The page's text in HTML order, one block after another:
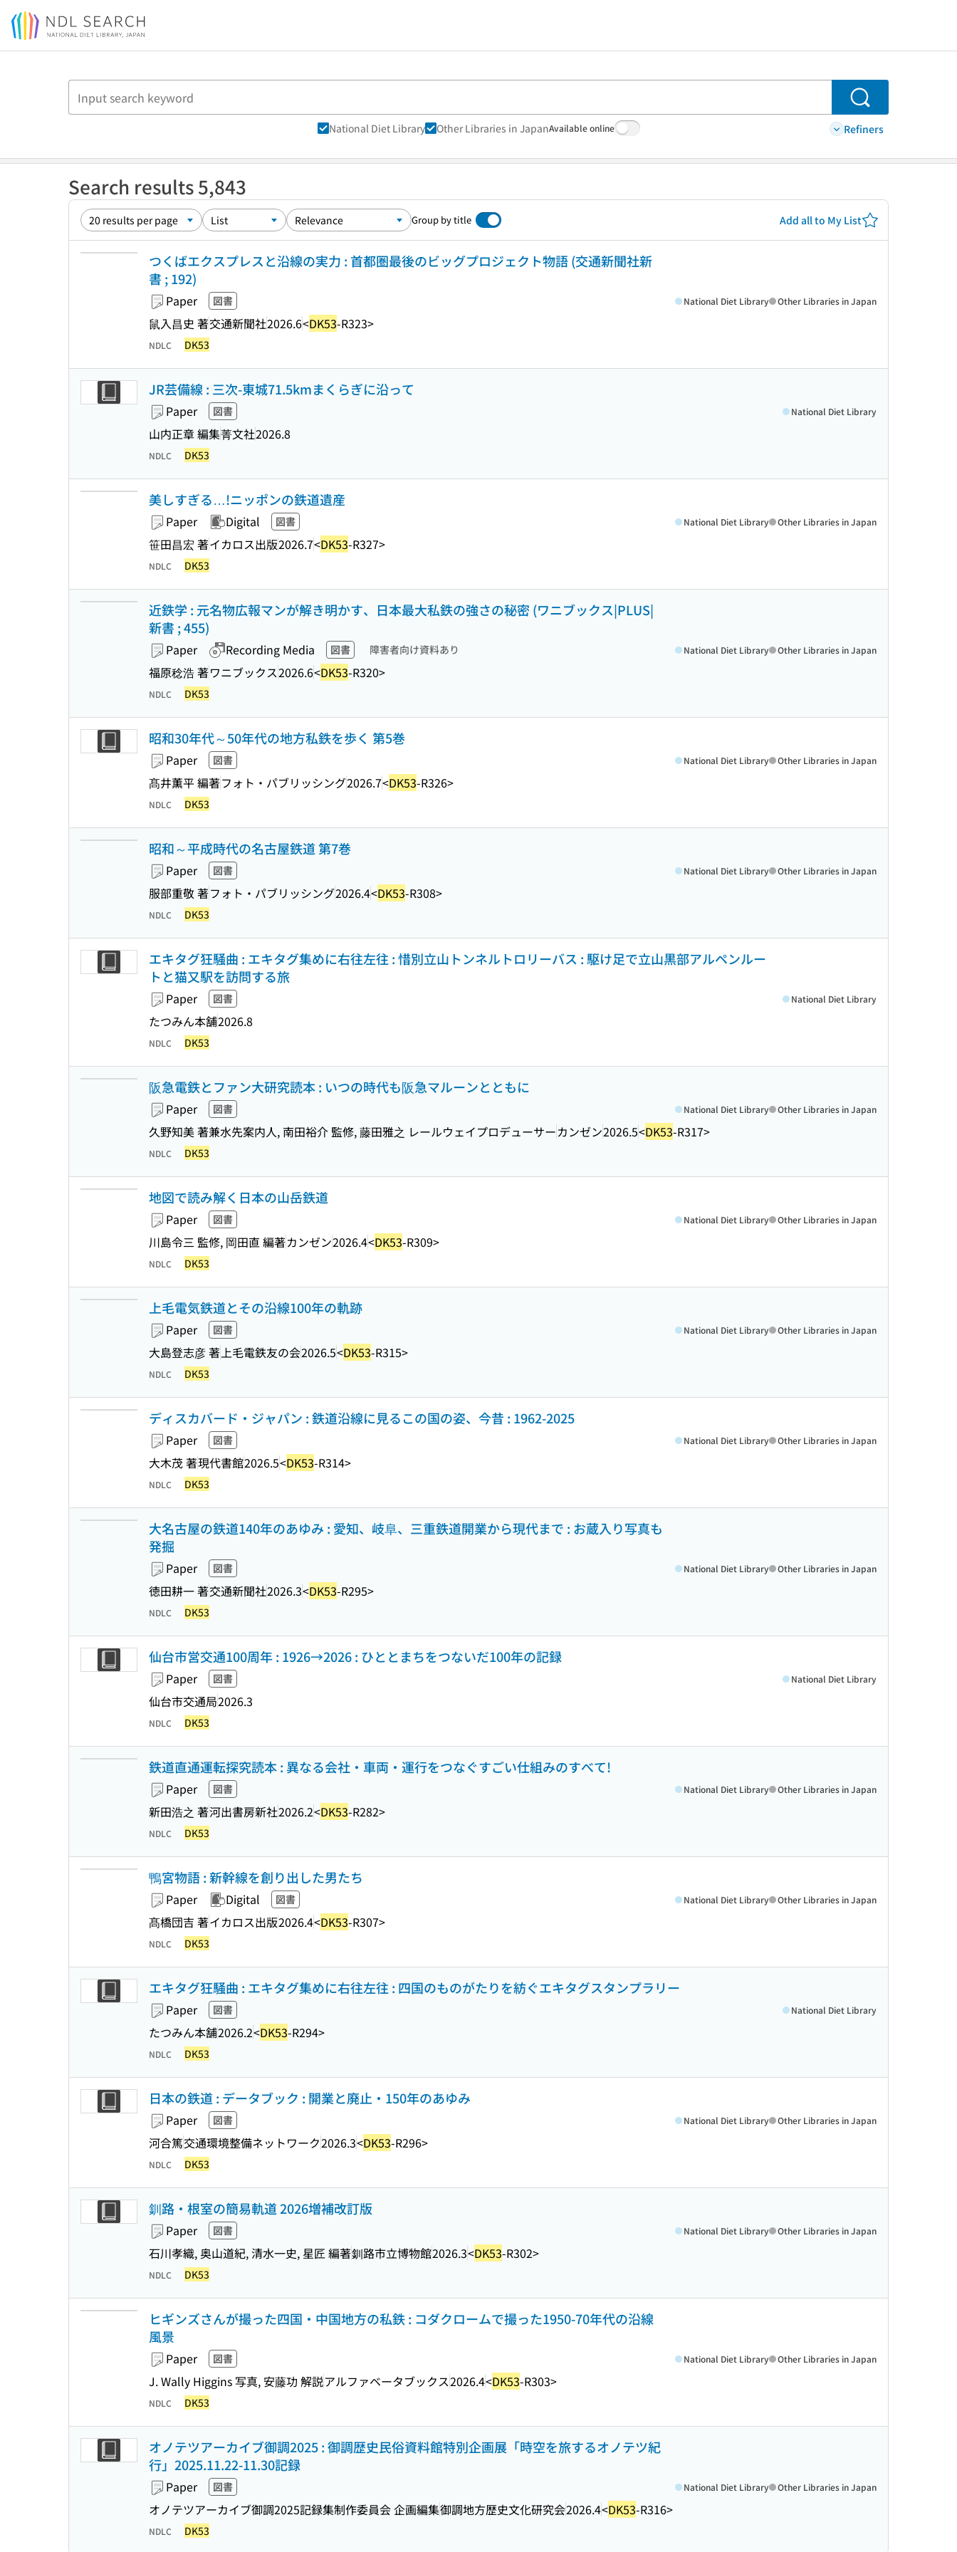
Jump to main content
Search
National Diet Library Other Libraries in JapanAvailable online Refiners
Search results 5,843
Group by title Add all to My List
つくばエクスプレスと沿線の実力 : 首都圏最後のビッグプロジェクト物語 (交通新聞社新
書 ; 192)
Paper 図書
鼠入昌史 著交通新聞社2026.6<DK53-R323>
National Diet Library Other Libraries in Japan
NDLC DK53
JR芸備線 : 三次-東城71.5kmまくらぎに沿って
Paper 図書
山内正章 編集菁文社2026.8
National Diet Library
NDLC DK53
美しすぎる…!ニッポンの鉄道遺産
Paper Digital 図書
笹田昌宏 著イカロス出版2026.7<DK53-R327>
National Diet Library Other Libraries in Japan
NDLC DK53
近鉄学 : 元名物広報マンが解き明かす、日本最大私鉄の強さの秘密 (ワニブックス|PLUS|
新書 ; 455)
Paper Recording Media 図書 障害者向け資料あり
福原稔浩 著ワニブックス2026.6<DK53-R320>
National Diet Library Other Libraries in Japan
NDLC DK53
昭和30年代～50年代の地方私鉄を歩く 第5巻
Paper 図書
髙井薫平 編著フォト・パブリッシング2026.7<DK53-R326>
National Diet Library Other Libraries in Japan
NDLC DK53
昭和～平成時代の名古屋鉄道 第7巻
Paper 図書
服部重敬 著フォト・パブリッシング2026.4<DK53-R308>
National Diet Library Other Libraries in Japan
NDLC DK53
エキタグ狂騒曲 : エキタグ集めに右往左往 : 惜別立山トンネルトロリーバス : 駆け足で立山黒部アルペンルー
トと猫又駅を訪問する旅
Paper 図書
たつみん本舗2026.8
National Diet Library
NDLC DK53
阪急電鉄とファン大研究読本 : いつの時代も阪急マルーンとともに
Paper 図書
久野知美 著兼水先案内人, 南田裕介 監修, 藤田雅之 レールウェイプロデューサーカンゼン2026.5<DK53-R317>
National Diet Library Other Libraries in Japan
NDLC DK53
地図で読み解く日本の山岳鉄道
Paper 図書
川島令三 監修, 岡田直 編著カンゼン2026.4<DK53-R309>
National Diet Library Other Libraries in Japan
NDLC DK53
上毛電気鉄道とその沿線100年の軌跡
Paper 図書
大島登志彦 著 上毛電鉄友の会2026.5<DK53-R315>
National Diet Library Other Libraries in Japan
NDLC DK53
ディスカバード・ジャパン : 鉄道沿線に見るこの国の姿、今昔 : 1962-2025
Paper 図書
大木茂 著現代書館2026.5<DK53-R314>
National Diet Library Other Libraries in Japan
NDLC DK53
大名古屋の鉄道140年のあゆみ : 愛知、岐阜、三重鉄道開業から現代まで : お蔵入り写真も
発掘
Paper 図書
徳田耕一 著交通新聞社2026.3<DK53-R295>
National Diet Library Other Libraries in Japan
NDLC DK53
仙台市営交通100周年 : 1926→2026 : ひととまちをつないだ100年の記録
Paper 図書
仙台市交通局2026.3
National Diet Library
NDLC DK53
鉄道直通運転探究読本 : 異なる会社・車両・運行をつなぐすごい仕組みのすべて!
Paper 図書
新田浩之 著河出書房新社2026.2<DK53-R282>
National Diet Library Other Libraries in Japan
NDLC DK53
鴨宮物語 : 新幹線を創り出した男たち
Paper Digital 図書
髙橋団吉 著イカロス出版2026.4<DK53-R307>
National Diet Library Other Libraries in Japan
NDLC DK53
エキタグ狂騒曲 : エキタグ集めに右往左往 : 四国のものがたりを紡ぐエキタグスタンプラリー
Paper 図書
たつみん本舗2026.2<DK53-R294>
National Diet Library
NDLC DK53
日本の鉄道 : データブック : 開業と廃止・150年のあゆみ
Paper 図書
河合篤交通環境整備ネットワーク2026.3<DK53-R296>
National Diet Library Other Libraries in Japan
NDLC DK53
釧路・根室の簡易軌道 2026増補改訂版
Paper 図書
石川孝織, 奥山道紀, 清水一史, 星匠 編著釧路市立博物館2026.3<DK53-R302>
National Diet Library Other Libraries in Japan
NDLC DK53
ヒギンズさんが撮った四国・中国地方の私鉄 : コダクロームで撮った1950-70年代の沿線
風景
Paper 図書
J. Wally Higgins 写真, 安藤功 解説アルファベータブックス2026.4<DK53-R303>
National Diet Library Other Libraries in Japan
NDLC DK53
オノテツアーカイブ御調2025 : 御調歴史民俗資料館特別企画展「時空を旅するオノテツ紀
行」2025.11.22-11.30記録
Paper 図書
オノテツアーカイブ御調2025記録集制作委員会 企画編集御調地方歴史文化研究会2026.4<DK53-R316>
National Diet Library Other Libraries in Japan
NDLC DK53